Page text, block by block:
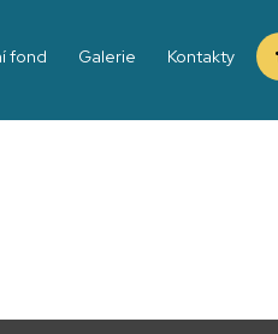
fond Galerie Kontakty